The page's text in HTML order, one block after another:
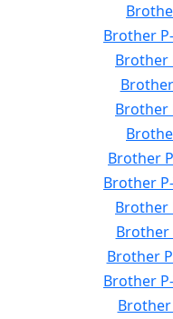
Brother
Brother
Brother
Brother
Brother
Brother
Brother
Brother
Brother
Brother